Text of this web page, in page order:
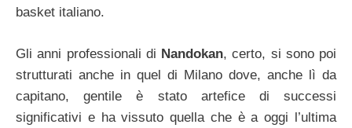
basket italiano.
Gli anni professionali di Nandokan, certo, si sono poi
strutturati anche in quel di Milano dove, anche lì da
capitano, gentile è stato artefice di successi
significativi e ha vissuto quella che è a oggi l’ultima